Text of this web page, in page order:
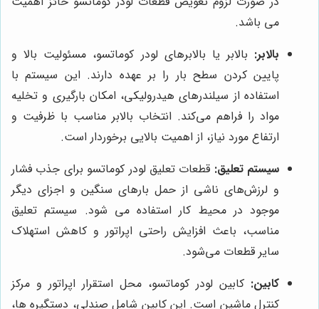
می باشد.
بالابر: بالابر یا بالابرهای لودر کوماتسو، مسئولیت بالا و
پایین کردن سطح بار را بر عهده دارند. این سیستم با
استفاده از سیلندرهای هیدرولیکی، امکان بارگیری و تخلیه
مواد را فراهم می‌کند. انتخاب بالابر مناسب با ظرفیت و
ارتفاع مورد نیاز، از اهمیت بالایی برخوردار است.
سیستم تعلیق: قطعات تعلیق لودر کوماتسو برای جذب فشار
و لرزش‌های ناشی از حمل بارهای سنگین و اجزای دیگر
موجود در محیط کار استفاده می ‌شود. سیستم تعلیق
مناسب، باعث افزایش راحتی اپراتور و کاهش استهلاک
سایر قطعات می‌شود.
کابین: کابین لودر کوماتسو، محل استقرار اپراتور و مرکز
کنترل ماشین است. این کابین شامل صندلی، دستگیره ‌ها،